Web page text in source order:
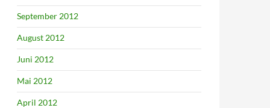
September 2012
August 2012
Juni 2012
Mai 2012
April 2012